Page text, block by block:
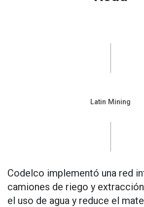
Latin Mining
Codelco implementó una red
camiones de riego y
el uso de agua y reduce el